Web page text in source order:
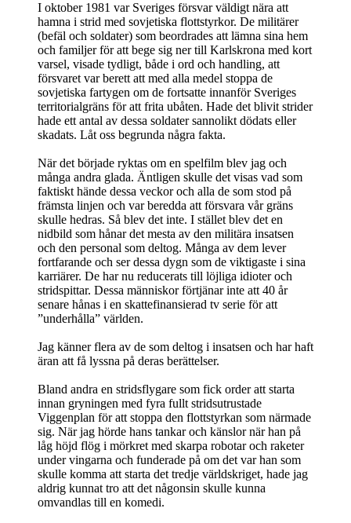
I oktober 1981 var Sveriges försvar väldigt nära att
hamna i strid med sovjetiska flottstyrkor. De militärer
(befäl och soldater) som beordrades att lämna sina hem
och familjer för att bege sig ner till Karlskrona med kort
varsel, visade tydligt, både i ord och handling, att
försvaret var berett att med alla medel stoppa de
sovjetiska fartygen om de fortsatte innanför Sveriges
territorialgräns för att frita ubåten. Hade det blivit strider
hade ett antal av dessa soldater sannolikt dödats eller
skadats. Låt oss begrunda några fakta.
När det började ryktas om en spelfilm blev jag och
många andra glada. Äntligen skulle det visas vad som
faktiskt hände dessa veckor och alla de som stod på
främsta linjen och var beredda att försvara vår gräns
skulle hedras. Så blev det inte. I stället blev det en
nidbild som hånar det mesta av den militära insatsen
och den personal som deltog. Många av dem lever
fortfarande och ser dessa dygn som de viktigaste i sina
karriärer. De har nu reducerats till löjliga idioter och
stridspittar. Dessa människor förtjänar inte att 40 år
senare hånas i en skattefinansierad tv serie för att
”underhålla” världen.
Jag känner flera av de som deltog i insatsen och har haft
äran att få lyssna på deras berättelser.
Bland andra en stridsflygare som fick order att starta
innan gryningen med fyra fullt stridsutrustade
Viggenplan för att stoppa den flottstyrkan som närmade
sig. När jag hörde hans tankar och känslor när han på
låg höjd flög i mörkret med skarpa robotar och raketer
under vingarna och funderade på om det var han som
skulle komma att starta det tredje världskriget, hade jag
aldrig kunnat tro att det någonsin skulle kunna
omvandlas till en komedi.